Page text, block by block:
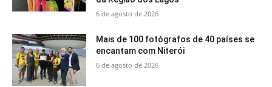
6 de agosto de 2026
Mais de 100 fotógrafos de 40 países se
encantam com Niterói
6 de agosto de 2026